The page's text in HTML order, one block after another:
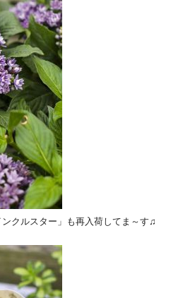
クルスター」も再入荷してま～す♫